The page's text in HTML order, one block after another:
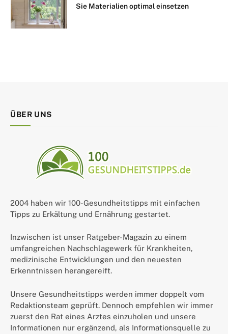
Sie Materialien optimal einsetzen
ÜBER UNS
2004 haben wir 100-Gesundheitstipps mit einfachen
Tipps zu Erkältung und Ernährung gestartet.
Inzwischen ist unser Ratgeber-Magazin zu einem
umfangreichen Nachschlagewerk für Krankheiten,
medizinische Entwicklungen und den neuesten
Erkenntnissen herangereift.
Unsere Gesundheitstipps werden immer doppelt vom
Redaktionsteam geprüft. Dennoch empfehlen wir immer
zuerst den Rat eines Arztes einzuholen und unsere
Informationen nur ergänzend, als Informationsquelle zu